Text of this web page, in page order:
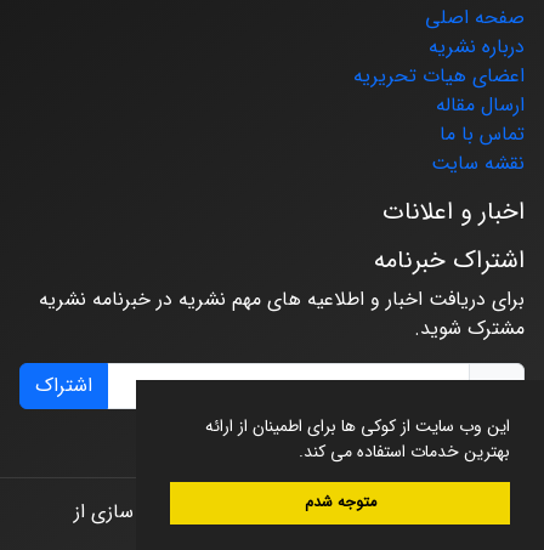
این وب سایت از کوکی ها برای اطمینان از ارائه
بهترین خدمات استفاده می کند.
متوجه شدم
صفحه اصلی
درباره نشریه
اعضای هیات تحریریه
ارسال مقاله
تماس با ما
نقشه سایت
اخبار و اعلانات
اشتراک خبرنامه
برای دریافت اخبار و اطلاعیه های مهم نشریه در خبرنامه نشریه
مشترک شوید.
اشتراک
© سامانه مدیریت نشریات علمی.
طراحی و پیاده سازی از